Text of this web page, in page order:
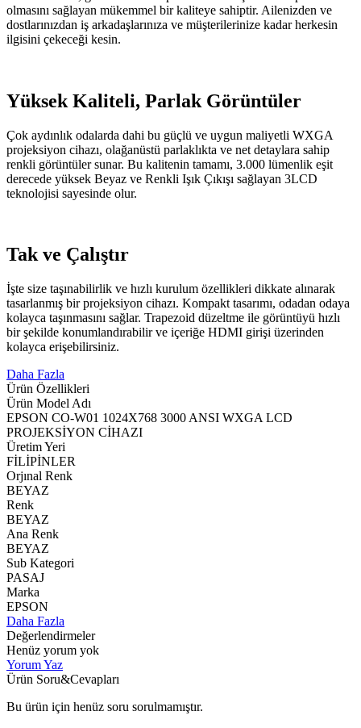
olmasını sağlayan mükemmel bir kaliteye sahiptir. Ailenizden ve
dostlarınızdan iş arkadaşlarınıza ve müşterilerinize kadar herkesin
ilgisini çekeceği kesin.
Yüksek Kaliteli, Parlak Görüntüler
Çok aydınlık odalarda dahi bu güçlü ve uygun maliyetli WXGA
projeksiyon cihazı, olağanüstü parlaklıkta ve net detaylara sahip
renkli görüntüler sunar. Bu kalitenin tamamı, 3.000 lümenlik eşit
derecede yüksek Beyaz ve Renkli Işık Çıkışı sağlayan 3LCD
teknolojisi sayesinde olur.
Tak ve Çalıştır
İşte size taşınabilirlik ve hızlı kurulum özellikleri dikkate alınarak
tasarlanmış bir projeksiyon cihazı. Kompakt tasarımı, odadan odaya
kolayca taşınmasını sağlar. Trapezoid düzeltme ile görüntüyü hızlı
bir şekilde konumlandırabilir ve içeriğe HDMI girişi üzerinden
kolayca erişebilirsiniz.
Daha Fazla
Ürün Özellikleri
Ürün Model Adı
EPSON CO-W01 1024X768 3000 ANSI WXGA LCD
PROJEKSİYON CİHAZI
Üretim Yeri
FİLİPİNLER
Orjınal Renk
BEYAZ
Renk
BEYAZ
Ana Renk
BEYAZ
Sub Kategori
PASAJ
Marka
EPSON
Daha Fazla
Değerlendirmeler
Henüz yorum yok
Yorum Yaz
Ürün Soru&Cevapları
Bu ürün için henüz soru sorulmamıştır.